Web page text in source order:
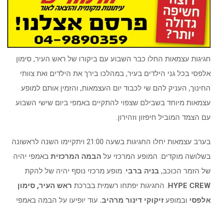
חגיגות עצמאות החלו כבר השבוע עם ביקורו של ראש העיר, סימון
אלפסי בכל גני הילדים בעיר, במהלכו בירך את הילדים ואת צוותי
החינוך, העניק להם שי לכבוד יום העצמאות, והזמין אותם למופע
עצמאות מיוחד בשבילם שצפוי להתקיים באמפי ביום שישי השבוע
עם הצמד המוביל חיפזון וזהירון.
בערב עצמאות יחלו החגיגות בשעה 21:00 ויתקיימו השנה לראשונה
בשלושה מוקדים. המופע המרכזי על הבמה המרכזית באמפי יהיה
של הזמר הכוכב, בניה ברבי. מופע מרכזי נוסף יהיה של להקת
HYPE CREW. החגיגות יפתחו רשמית בברכת ראש העיר, סימון
אלפסי ובמופעזיקוקי דינור מרהיב. עוד יופיעו על הבמה באמפי